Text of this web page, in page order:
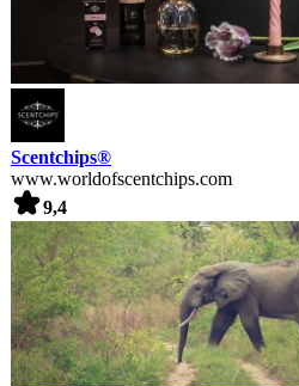
Scentchips®
www.worldofscentchips.com
9,4